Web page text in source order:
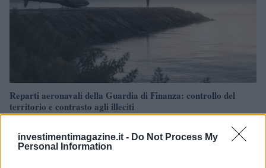
investimentimagazine.it - Do Not Process My
Personal Information
Reparti aeronavali della Guardia di Finanza: controllo del
territorio e contrasto agli illeciti
FINANZA